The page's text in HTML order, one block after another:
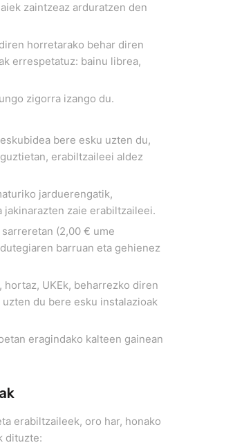
zaintzeaz arduratzen den
horretarako behar diren
errespetatuz: bainu librea,
zigorra izango du.
bere esku uzten du,
erabiltzaileei aldez
jarduerengatik,
zaie erabiltzaileei.
(2,00 € ume
barruan eta gehienez
UKEk, beharrezko diren
du bere esku instalazioak
eragindako kalteen gainean
erabiltzaileek, oro har, honako
dituzte: